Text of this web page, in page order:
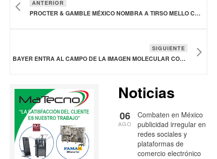
ANTERIOR
PROCTER & GAMBLE MÉXICO NOMBRA A TIRSO MELLO COMO NUEVO PRESIDENTE Y DIRECTOR GENERAL
SIGUIENTE
BAYER ENTRA AL CAMPO DE LA IMAGEN MOLECULAR CON LA ADQUISICIÓN DE INNOVADORES RADIOTRAZADORES PAN-AMILOIDE
Noticias
Combaten en México
publicidad irregular en
redes sociales y
plataformas de
comercio electrónico
06
AGO